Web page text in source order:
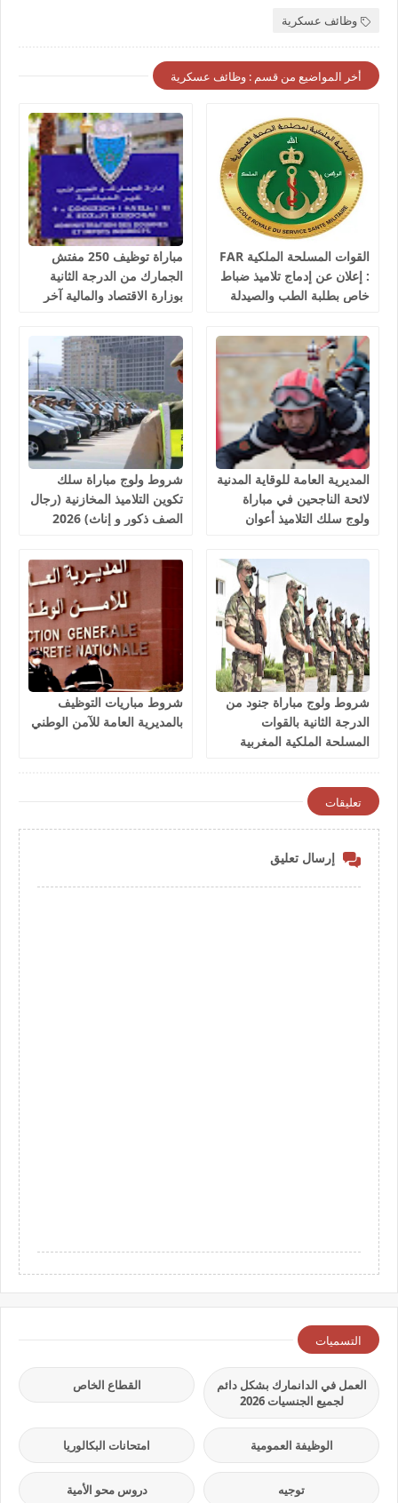
وظائف عسكرية
أخر المواضيع من قسم : وظائف عسكرية
القوات المسلحة الملكية FAR
: إعلان عن إدماج تلاميذ ضباط
خاص بطلبة الطب والصيدلة
أجل هو 30 غشت 2026
مباراة توظيف 250 مفتش
الجمارك من الدرجة الثانية
بوزارة الاقتصاد والمالية آخر
المديرية العامة للوقاية المدنية
لائحة الناجحين في مباراة
ولوج سلك التلاميذ أعوان
شروط ولوج مباراة سلك
تكوين التلاميذ المخازنية (رجال
الصف ذكور و إناث) 2026
شروط ولوج مباراة جنود من
الدرجة الثانية بالقوات
المسلحة الملكية المغربية
شروط مباريات التوظيف
بالمديرية العامة للآمن الوطني
تعليقات
إرسال تعليق
التسميات
العمل في الدانمارك بشكل دائم
لجميع الجنسيات 2026
القطاع الخاص
الوظيفة العمومية امتحانات البكالوريا
توجيه دروس محو الأمية